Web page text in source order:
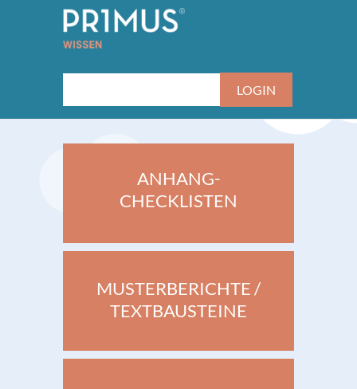
ANHANG-
CHECKLISTEN
MUSTERBERICHTE /
TEXTBAUSTEINE